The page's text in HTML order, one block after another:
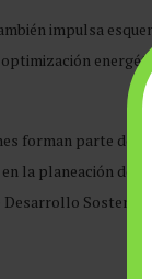
impulsa
forman parte de
la planeación de
Sostenible.